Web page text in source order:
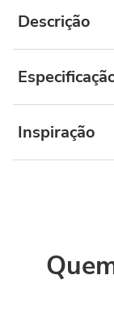
Descrição
Inspiração